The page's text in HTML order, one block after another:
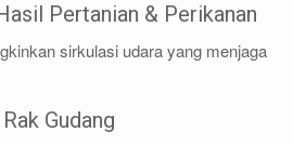
Pertanian & Perikanan
sirkulasi udara yang menjaga
Gudang